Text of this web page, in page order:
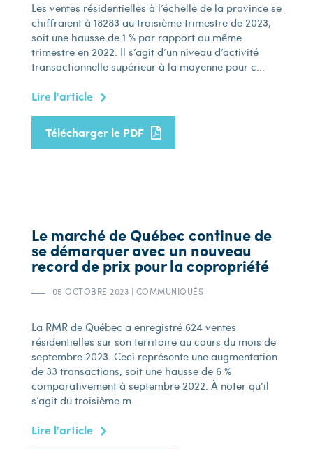
Les ventes résidentielles à l’échelle de la province se
chiffraient à 18 283 au troisième trimestre de 2023,
soit une hausse de 1 % par rapport au même
trimestre en 2022. Il s’agit d’un niveau d’activité
transactionnelle supérieur à la moyenne pour c...
Lire l'article
Télécharger le PDF
Le marché de Québec continue de
se démarquer avec un nouveau
record de prix pour la copropriété
05 OCTOBRE 2023 | COMMUNIQUÉS
La RMR de Québec a enregistré 624 ventes
résidentielles sur son territoire au cours du mois de
septembre 2023. Ceci représente une augmentation
de 33 transactions, soit une hausse de 6 %
comparativement à septembre 2022. À noter qu’il
s’agit du troisième m...
Lire l'article